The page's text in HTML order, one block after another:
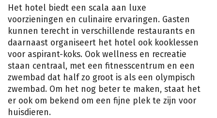
Het hotel biedt een scala aan luxe
voorzieningen en culinaire ervaringen. Gasten
kunnen terecht in verschillende restaurants en
daarnaast organiseert het hotel ook kooklessen
voor aspirant-koks. Ook wellness en recreatie
staan centraal, met een fitnesscentrum en een
zwembad dat half zo groot is als een olympisch
zwembad. Om het nog beter te maken, staat het
er ook om bekend om een fijne plek te zijn voor
huisdieren.